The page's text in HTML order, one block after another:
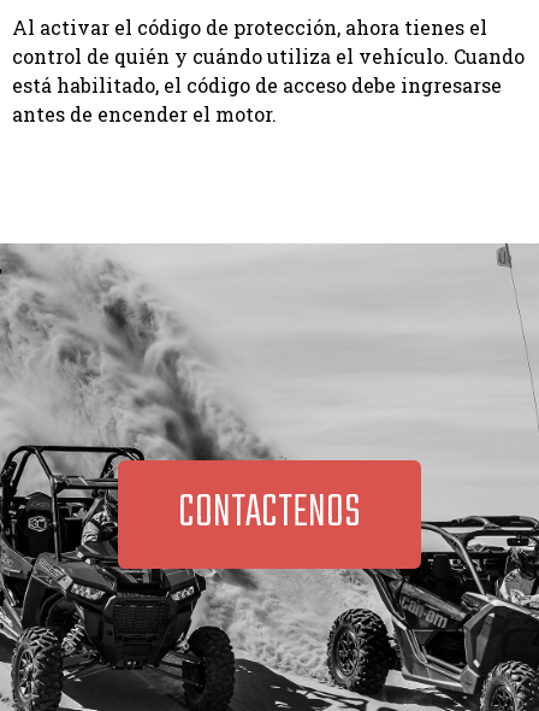
Al activar el código de protección, ahora tienes el
control de quién y cuándo utiliza el vehículo. Cuando
está habilitado, el código de acceso debe ingresarse
antes de encender el motor.
CONTACTENOS